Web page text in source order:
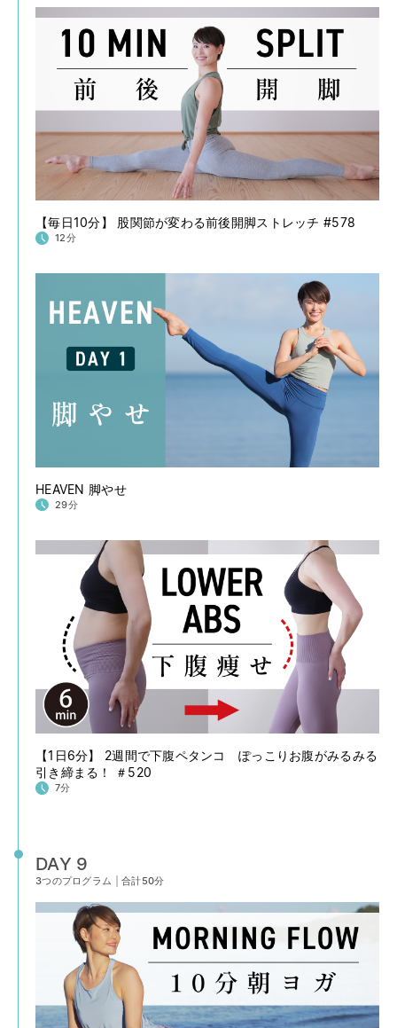
【毎日10分】 股関節が変わる前後開脚ストレッチ #578
12分
HEAVEN 脚やせ
29分
【1日6分】 2週間で下腹ペタンコ ぽっこりお腹がみるみる
引き締まる！ ＃520
7分
DAY 9
3つのプログラム 合計50分